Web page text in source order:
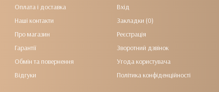
Оплата і доставка
Наші контакти
Про магазин
Гарантії
Обмін та повернення
Відгуки
Вхід
Закладки (0)
Реєстрація
Зворотний дзвінок
Угода користувача
Політика конфіденційності